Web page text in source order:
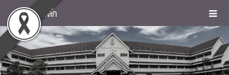
หน้าหลัก